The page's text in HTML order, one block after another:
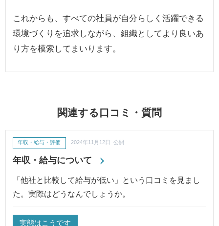
これからも、すべての社員が自分らしく活躍できる
環境づくりを追求しながら、組織としてより良いあ
り方を模索してまいります。
関連する口コミ・質問
年収・給与について
年収・給与・評価 2024年11月12日 公開
「他社と比較して給与が低い」という口コミを見まし
た。実際はどうなんでしょうか。
実態はこうです